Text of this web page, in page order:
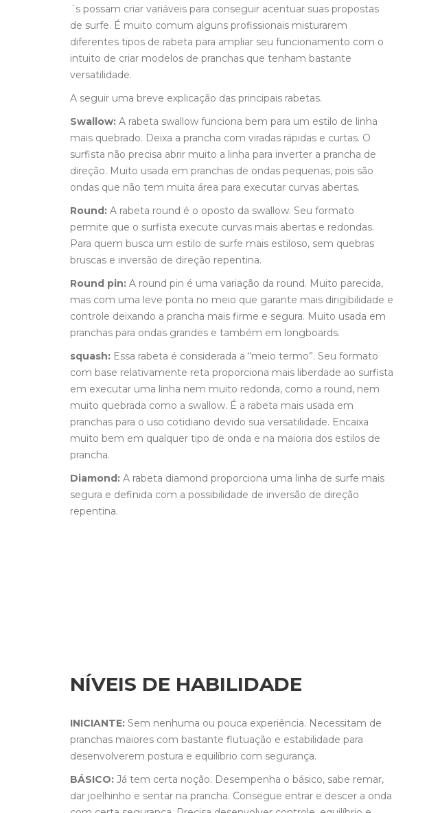
´s possam criar variáveis para conseguir acentuar suas propostas
de surfe. É muito comum alguns profissionais misturarem
diferentes tipos de rabeta para ampliar seu funcionamento com o
intuito de criar modelos de pranchas que tenham bastante
versatilidade.
A seguir uma breve explicação das principais rabetas.
Swallow: A rabeta swallow funciona bem para um estilo de linha
mais quebrado. Deixa a prancha com viradas rápidas e curtas. O
surfista não precisa abrir muito a linha para inverter a prancha de
direção. Muito usada em pranchas de ondas pequenas, pois são
ondas que não tem muita área para executar curvas abertas.
Round: A rabeta round é o oposto da swallow. Seu formato
permite que o surfista execute curvas mais abertas e redondas.
Para quem busca um estilo de surfe mais estiloso, sem quebras
bruscas e inversão de direção repentina.
Round pin: A round pin é uma variação da round. Muito parecida,
mas com uma leve ponta no meio que garante mais dirigibilidade e
controle deixando a prancha mais firme e segura. Muito usada em
pranchas para ondas grandes e também em longboards.
squash: Essa rabeta é considerada a “meio termo”. Seu formato
com base relativamente reta proporciona mais liberdade ao surfista
em executar uma linha nem muito redonda, como a round, nem
muito quebrada como a swallow. É a rabeta mais usada em
pranchas para o uso cotidiano devido sua versatilidade. Encaixa
muito bem em qualquer tipo de onda e na maioria dos estilos de
prancha.
Diamond: A rabeta diamond proporciona uma linha de surfe mais
segura e definida com a possibilidade de inversão de direção
repentina.
NÍVEIS DE HABILIDADE
INICIANTE: Sem nenhuma ou pouca experiência. Necessitam de
pranchas maiores com bastante flutuação e estabilidade para
desenvolverem postura e equilíbrio com segurança.
BÁSICO: Já tem certa noção. Desempenha o básico, sabe remar,
dar joelhinho e sentar na prancha. Consegue entrar e descer a onda